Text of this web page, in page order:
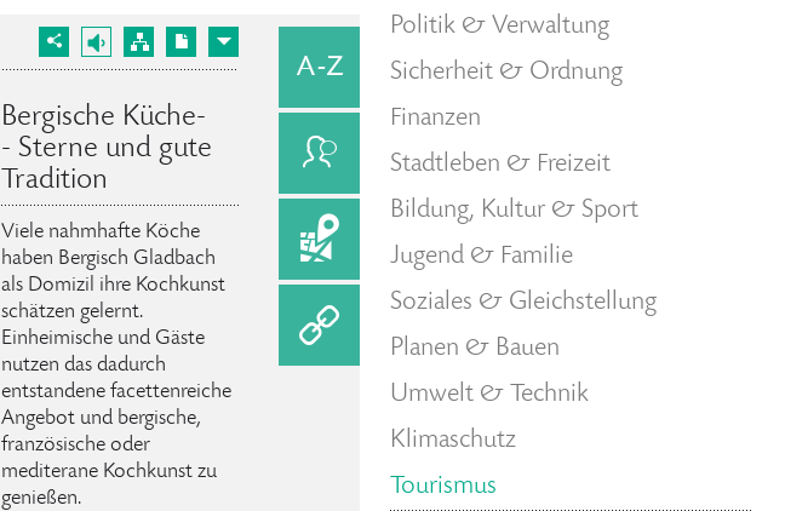
Bergische Küche-
- Sterne und gute
Tradition
Viele nahmhafte Köche
haben Bergisch Gladbach
als Domizil ihre Kochkunst
schätzen gelernt.
Einheimische und Gäste
nutzen das dadurch
entstandene facettenreiche
Angebot und bergische,
französische oder
mediterane Kochkunst zu
genießen.
Politik & Verwaltung
Sicherheit & Ordnung
Finanzen
Stadtleben & Freizeit
Bildung, Kultur & Sport
Jugend & Familie
Soziales & Gleichstellung
Planen & Bauen
Umwelt & Technik
Klimaschutz
Tourismus